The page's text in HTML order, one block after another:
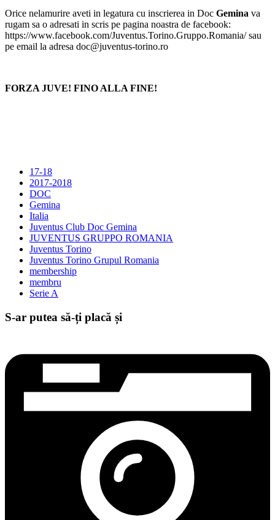
Orice nelamurire aveti in legatura cu inscrierea in Doc Gemina va
rugam sa o adresati in scris pe pagina noastra de facebook:
https://www.facebook.com/Juventus.Torino.Gruppo.Romania/ sau
pe email la adresa doc@juventus-torino.ro
FORZA JUVE! FINO ALLA FINE!
17-18
2017-2018
DOC
Gemina
Italia
Juventus Club Doc Gemina
JUVENTUS GRUPPO ROMANIA
Juventus Torino
Juventus Torino Grupul Romania
membership
membru
Serie A
S-ar putea să-ți placă și